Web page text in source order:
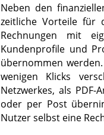
Neben den
zeitliche Vorteile für
Rechnungen mit
Kundenprofile und
übernommen
wenigen Klicks
Netzwerkes, als
oder per Post
Nutzer selbst eine